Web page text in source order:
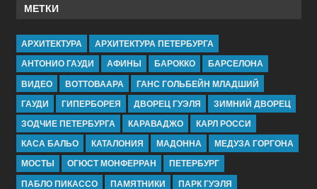
МЕТКИ
АРХИТЕКТУРА
АРХИТЕКТУРА ПЕТЕРБУРГА
АНТОНИО ГАУДИ
АФИНЫ БАРОККО
БАРСЕЛОНА
ВИДЕО
ВОТТОВААРА
ГАНС ГОЛЬБЕЙН МЛАДШИЙ
ГАУДИ
ГИПЕРБОРЕЯ ДВОРЕЦ ГУЭЛЯ
ЗИМНИЙ ДВОРЕЦ
ЗОДЧИЕ ПЕТЕРБУРГА
КАРАВАДЖО
КАРЛ РОССИ
КАСА БАЛЬО
КАТАЛОНИЯ МАДОННА
МЕДУЗА ГОРГОНА
МОСТЫ
ОГЮСТ МОНФЕРРАН
ПЕТЕРБУРГ
ПАБЛО ПИКАССО
ПАМЯТНИКИ ПАРК ГУЭЛЯ